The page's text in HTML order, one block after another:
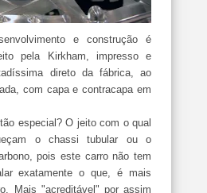
e construção é
pela Kirkham, impresso e
diretoda fábrica, ao
com capa e contracapa em
especial? O jeito com o qual
o chassi tubular ou o
pois este carro não tem
exatamente o que, é mais
Mais "acreditável" por assim